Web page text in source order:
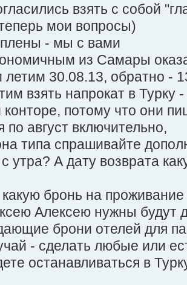
взять с собой
мои вопросы)
- мы с вами
из Самары
летим 30.08.13, обратно -
взять напрокат в Турку
конторе, потому что они
по август включительно,
типа спрашивайте
с утра? А дату возврата
бронь на
Алексею нужны будут
брони отелей для
- сделать любые или
останавливаться в